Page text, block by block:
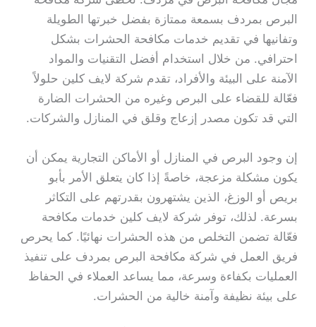
البرص بمردف بسمعة ممتازة بفضل خبرتها الطويلة
وتفانيها في تقديم خدمات مكافحة الحشرات بشكل
احترافي. من خلال استخدام أفضل التقنيات والمواد
الآمنة على البيئة والأفراد، تقدم شركة لايف كلين حلولاً
فعّالة للقضاء على البرص وغيره من الحشرات الضارة
التي قد تكون مصدر إزعاج وقلق في المنازل والشركات.
إن وجود البرص في المنازل أو الأماكن التجارية يمكن أن
يكون مشكلة مزعجة، خاصةً إذا كان يتعلق الأمر بأبو
بريص أو الوزغ، الذين يشتهرون بقدرتهم على التكاثر
بسرعة. لذلك، توفر شركة لايف كلين خدمات مكافحة
فعّالة تضمن التخلص من هذه الحشرات نهائيًا. كما يحرص
فريق العمل في شركة مكافحة البرص بمردف على تنفيذ
العمليات بكفاءة وسرعة، مما يساعد العملاء في الحفاظ
على بيئة نظيفة وآمنة خالية من الحشرات.